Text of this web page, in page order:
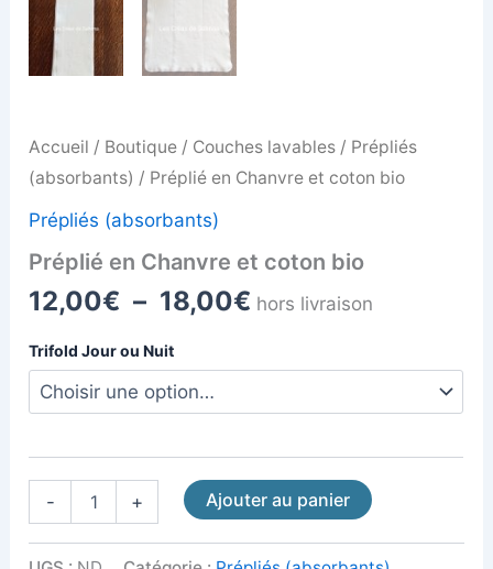
Accueil / Boutique / Couches lavables / Prépliés
(absorbants) / Préplié en Chanvre et coton bio
Prépliés (absorbants)
Préplié en Chanvre et coton bio
12,00€ – 18,00€ hors livraison
Trifold Jour ou Nuit
- + Ajouter au panier